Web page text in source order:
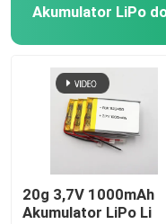
Mała bateria LiPo
Akumulator LiPo do
Bateria Ultra Thin
Akumulator LiPo
20g 3,7V 1000mAh
Akumulator LiPo Li